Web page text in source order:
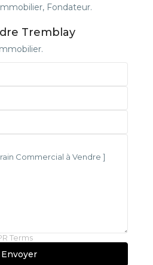
Fondateur.
Tremblay
Terms